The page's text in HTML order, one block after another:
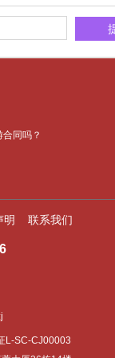
同吗？
明 联系我们
L-SC-CJ00003